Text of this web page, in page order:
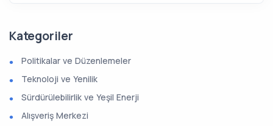
Kategoriler
Politikalar ve Düzenlemeler
Teknoloji ve Yenilik
Sürdürülebilirlik ve Yeşil Enerji
Alışveriş Merkezi